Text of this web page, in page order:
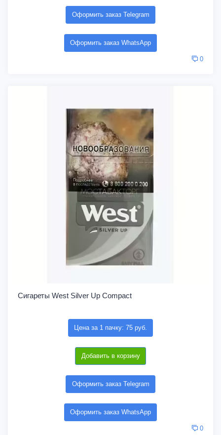
Оформить заказ Telegram
Оформить заказ WhatsApp
0
Сигареты West Silver Up Compact
Цена за 1 пачку: 75 руб.
Добавить в корзину
Оформить заказ Telegram
Оформить заказ WhatsApp
0